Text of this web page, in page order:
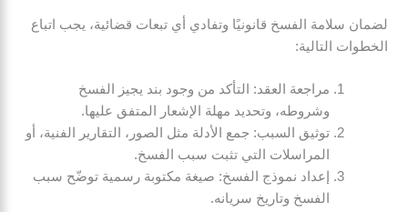
لضمان سلامة الفسخ قانونيًا وتفادي أي تبعات قضائية، يجب اتباع
الخطوات التالية:
مراجعة العقد: التأكد من وجود بند يجيز الفسخ
وشروطه، وتحديد مهلة الإشعار المتفق عليها.
توثيق السبب: جمع الأدلة مثل الصور، التقارير الفنية، أو
المراسلات التي تثبت سبب الفسخ.
إعداد نموذج الفسخ: صيغة مكتوبة رسمية توضّح سبب
الفسخ وتاريخ سريانه.